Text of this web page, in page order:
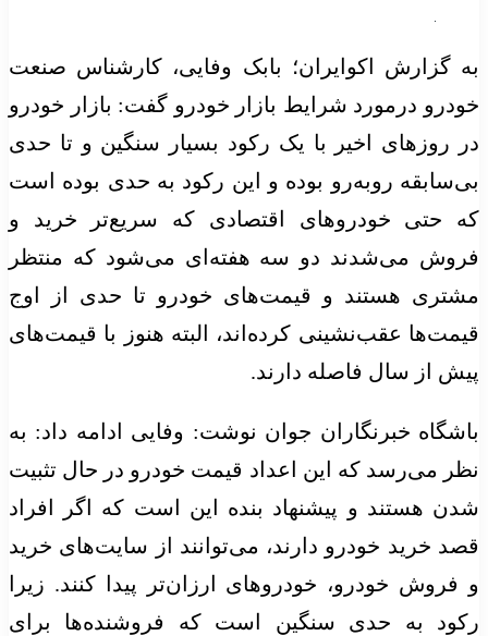
گزارش اکوایران؛ بابک وفایی، کارشناس صنعت
درمورد شرایط بازار خودرو گفت: بازار خودرو
روزهای اخیر با یک رکود بسیار سنگین و تا حدی
روبه‌رو بوده و این رکود به حدی بوده است
حتی خودروهای اقتصادی که سریع‌تر خرید و
می‌شدند دو سه هفته‌ای می‌شود که منتظر
هستند و قیمت‌های خودرو تا حدی از اوج
عقب‌نشینی کرده‌اند، البته هنوز با قیمت‌های
از سال فاصله دارند.
خبرنگاران جوان نوشت: وفایی ادامه داد: به
می‌رسد که این اعداد قیمت خودرو در حال تثبیت
هستند و پیشنهاد بنده این است که اگر افراد
خرید خودرو دارند، می‌توانند از سایت‌های خرید
خودرو، خودروهای ارزان‌تر پیدا کنند. زیرا
به حدی سنگین است که فروشنده‌ها برای